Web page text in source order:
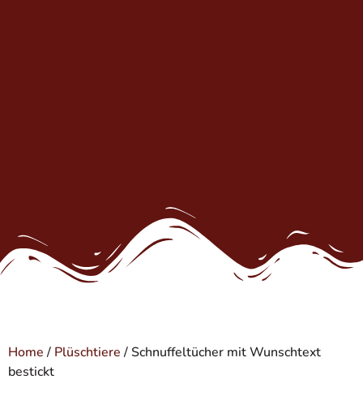
Home / Plüschtiere / Schnuffeltücher mit Wunschtext
bestickt